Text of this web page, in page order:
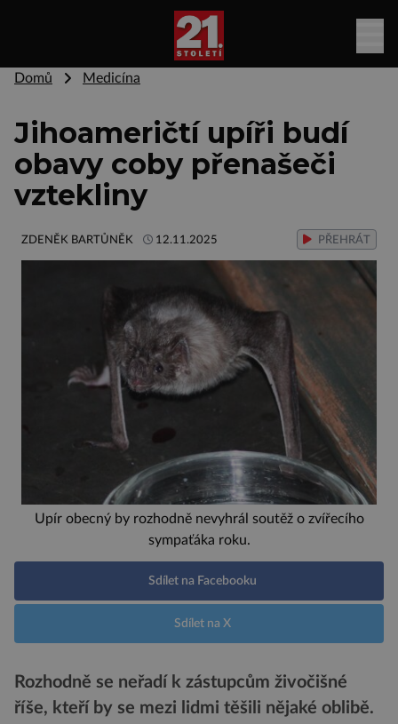
Domů Medicína
Jihoameričtí upíři budí
obavy coby přenašeči
vztekliny
ZDENĚK BARTŮNĚK 12.11.2025 PŘEHRÁT
Upír obecný by rozhodně nevyhrál soutěž o zvířecího
sympaťáka roku.
Sdílet na Facebooku
Sdílet na X
Rozhodně se neřadí k zástupcům živočišné
říše, kteří by se mezi lidmi těšili nějaké oblibě.